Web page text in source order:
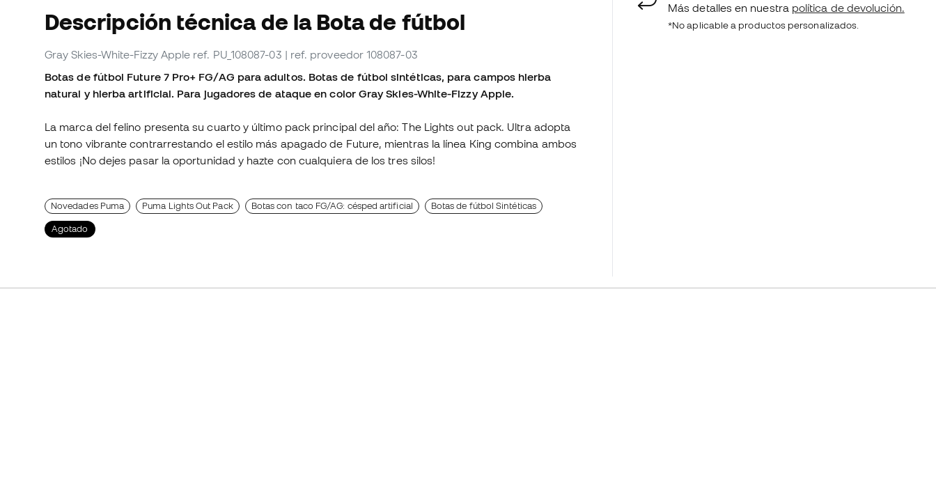
Descripción técnica de la Bota de fútbol
Gray Skies-White-Fizzy Apple ref. PU_108087-03 | ref. proveedor 108087-03
Botas de fútbol Future 7 Pro+ FG/AG para adultos. Botas de fútbol sintéticas, para campos hierba
natural y hierba artificial. Para jugadores de ataque en color Gray Skies-White-Fizzy Apple.
La marca del felino presenta su cuarto y último pack principal del año: The Lights out pack. Ultra adopta
un tono vibrante contrarrestando el estilo más apagado de Future, mientras la línea King combina ambos
estilos ¡No dejes pasar la oportunidad y hazte con cualquiera de los tres silos!
Novedades Puma Puma Lights Out Pack Botas con taco FG/AG: césped artificial Botas de fútbol Sintéticas
Agotado
Más detalles en nuestra política de devolución.
*No aplicable a productos personalizados.